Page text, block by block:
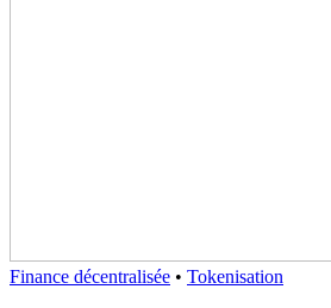
Finance décentralisée • Tokenisation